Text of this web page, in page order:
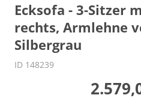
Ecksofa - 3-Sitzer
rechts, Armlehne
Silbergrau
ID 148239